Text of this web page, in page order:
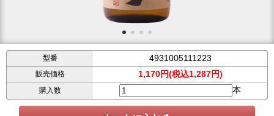
型番 4931005111223
販売価格 1,170円(税込1,287円)
購入数 本